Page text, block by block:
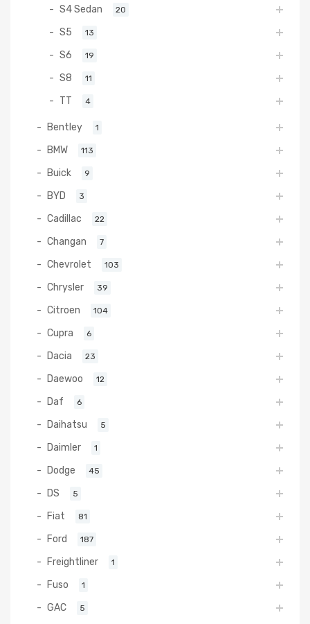
S4 Sedan 20
S5 13
S6 19
S8 11
TT 4
Bentley 1
BMW 113
Buick 9
BYD 3
Cadillac 22
Changan 7
Chevrolet 103
Chrysler 39
Citroen 104
Cupra 6
Dacia 23
Daewoo 12
Daf 6
Daihatsu 5
Daimler 1
Dodge 45
DS 5
Fiat 81
Ford 187
Freightliner 1
Fuso 1
GAC 5